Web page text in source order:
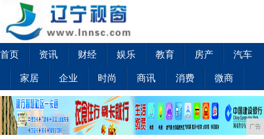
首页 资讯 财经 娱乐 教育 房产 汽车
家居 企业 时尚 商讯 消费 微商
广告